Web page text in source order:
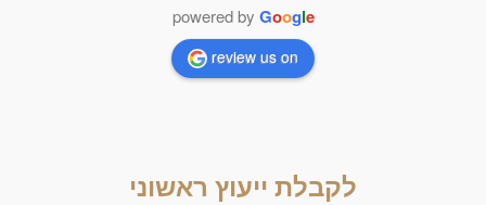
powered by Google
review us on
לקבלת ייעוץ ראשוני